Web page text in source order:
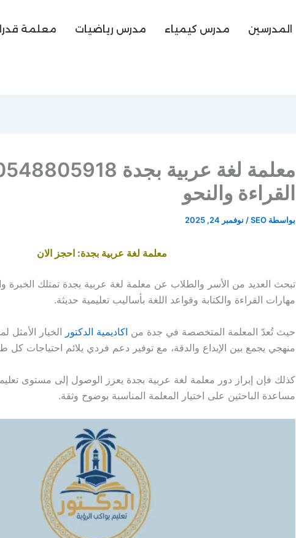
المدرسين مدرس كيمياء مدرس رياضيات معلمة
القراءة والنحو
بواسطة SEO
/ نوفمبر 24, 2025
معلمة لغة عربية بجدة: احجز الان
تبحث العديد من الأسر والطلاب عن معلمة لغة عربية بجدة تمتلك الخبرة
مهارات القراءة والكتابة وقواعد اللغة بأساليب تعليمية حديثة.
حيث تُعدّ المعلمة المتخصصة في جدة من اكاديمية الدكتور الخيار الأمثل
منهجي يجمع بين الإبداع والدقة، مع توفير دعم فردي يلائم احتياجات كل
كذلك فإن إبراز دور معلمة لغة عربية بجدة يعزز الوصول إلى مستوى
مساعدة الباحثين على اختيار المعلمة المناسبة بوضوح وثقة.